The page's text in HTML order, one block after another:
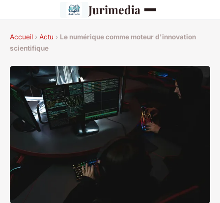
Jurimedia
Accueil › Actu › Le numérique comme moteur d'innovation
scientifique